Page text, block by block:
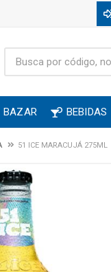
BAZAR BEBIDAS
51 ICE MARACUJÁ 275ML